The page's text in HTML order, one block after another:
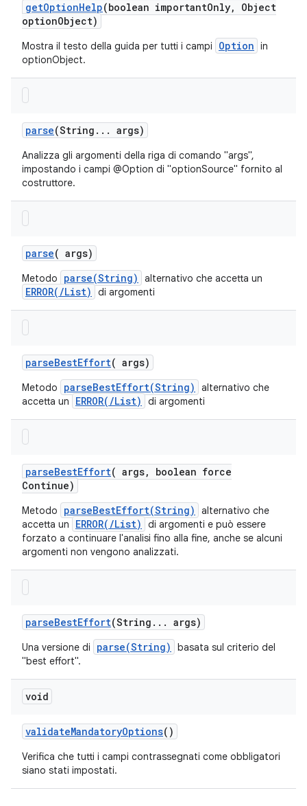
getOptionHelp(boolean importantOnly,
Object
optionObject)
Mostra il testo della guida per tutti i campi Option in
optionObject.
parse(String . . . args)
Analizza gli argomenti della riga di comando "args",
impostando i campi @Option di "optionSource" fornito al
costruttore.
parse( args)
Metodo parse(String) alternativo che accetta un
ERROR(/List) di argomenti
parseBestEffort( args)
Metodo parseBestEffort(String)
alternativo che
accetta un
ERROR(/List) di argomenti
parseBestEffort( args,
boolean force
Continue)
Metodo parseBestEffort(String)
alternativo che
accetta un
ERROR(/List)
di argomenti e può essere
forzato a continuare l'analisi fino alla fine, anche se alcuni
argomenti non vengono analizzati.
parseBestEffort(String . . . args)
Una versione di parse(String)
basata sul criterio del
"best effort".
void
validateMandatoryOptions()
Verifica che tutti i campi contrassegnati come obbligatori
siano stati impostati.